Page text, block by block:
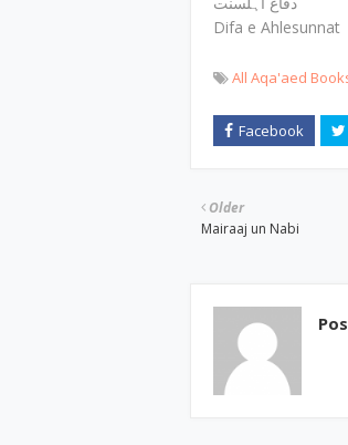
Difa e Ahlesunnat
All Aqa'aed
Older
Mairaaj un Nabi